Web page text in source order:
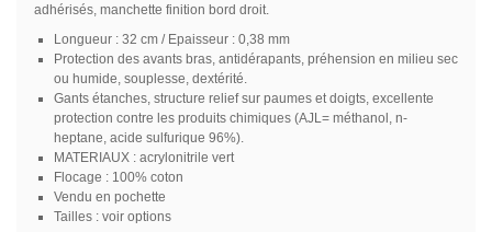
adhérisés, manchette finition bord droit.
Longueur : 32 cm / Epaisseur : 0,38 mm
Protection des avants bras, antidérapants, préhension en milieu sec
ou humide, souplesse, dextérité.
Gants étanches, structure relief sur paumes et doigts, excellente
protection contre les produits chimiques (AJL= méthanol, n-
heptane, acide sulfurique 96%).
MATERIAUX : acrylonitrile vert
Flocage : 100% coton
Vendu en pochette
Tailles : voir options